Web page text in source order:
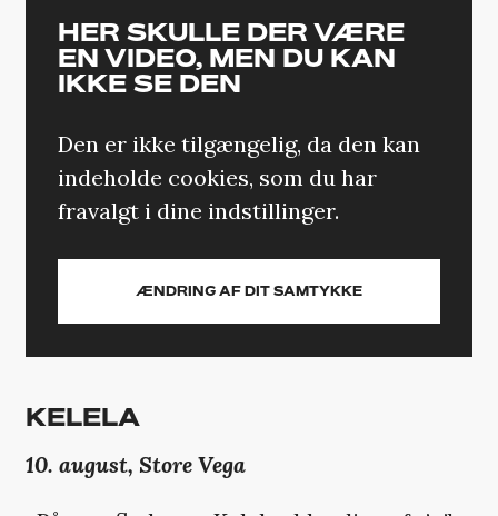
HER SKULLE DER VÆRE
EN VIDEO, MEN DU KAN
IKKE SE DEN
Den er ikke tilgængelig, da den kan
indeholde cookies, som du har
fravalgt i dine indstillinger.
ÆNDRING AF DIT SAMTYKKE
KELELA
10. august, Store Vega